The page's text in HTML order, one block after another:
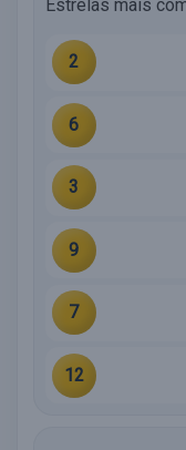
Estrelas mais
2
6
3
9
7
12